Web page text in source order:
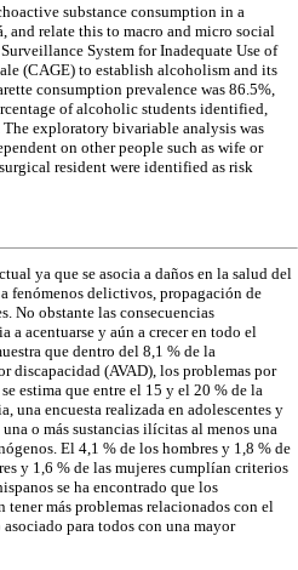
substance consumption in a
relate this to macro and micro social
System for Inadequate Use of
(CAGE) to establish alcoholism and its
consumption prevalence was 86.5%,
of alcoholic students identified,
exploratory bivariable analysis was
on other people such as wife or
resident were identified as risk
ya que se asocia a daños en la salud del
fenómenos delictivos, propagación de
No obstante las consecuencias
a acentuarse y aún a crecer en todo el
que dentro del 8,1 % de la
discapacidad (AVAD), los problemas por
estima que entre el 15 y el 20 % de la
una encuesta realizada en adolescentes y
o más sustancias ilícitas al menos una
El 4,1 % de los hombres y 1,8 % de
y 1,6 % de las mujeres cumplían criterios
se ha encontrado que los
más problemas relacionados con el
para todos con una mayor